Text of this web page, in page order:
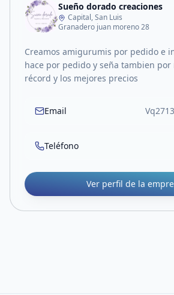
Sueño dorado creaciones
Capital, San Luis
Granadero juan moreno 28
Creamos amigurumis por pedido e
hace por pedido y seña tambien
récord y los mejores precios
Email
Teléfono
Ver perfil de la